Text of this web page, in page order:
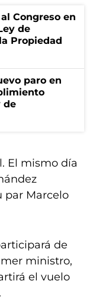
Congreso en
de
Propiedad
paro en
de
El mismo día
par Marcelo
de
ministro,
el vuelo